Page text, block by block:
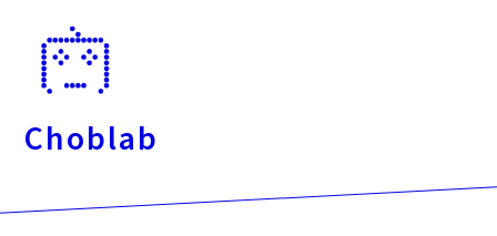
directement
Choblab